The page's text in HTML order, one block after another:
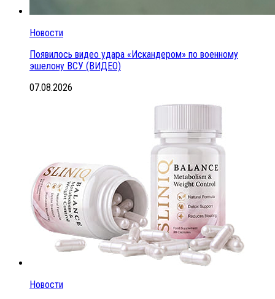
Новости
Появилось видео удара «Искандером» по военному
эшелону ВСУ (ВИДЕО)
07.08.2026
Новости